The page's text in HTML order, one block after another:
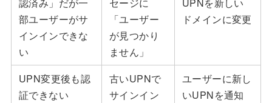
部ユーザーがサ
インインできな
い
「ユーザー
が見つかり
ません」
ドメインに変更
UPN変更後も認
証できない
古いUPNで
サインイン
ユーザーに新し
いUPNを通知